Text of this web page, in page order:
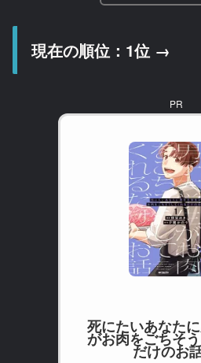
現在の順位：1位 →
PR
死にたいあなた
がお肉をごちそ
だけのお